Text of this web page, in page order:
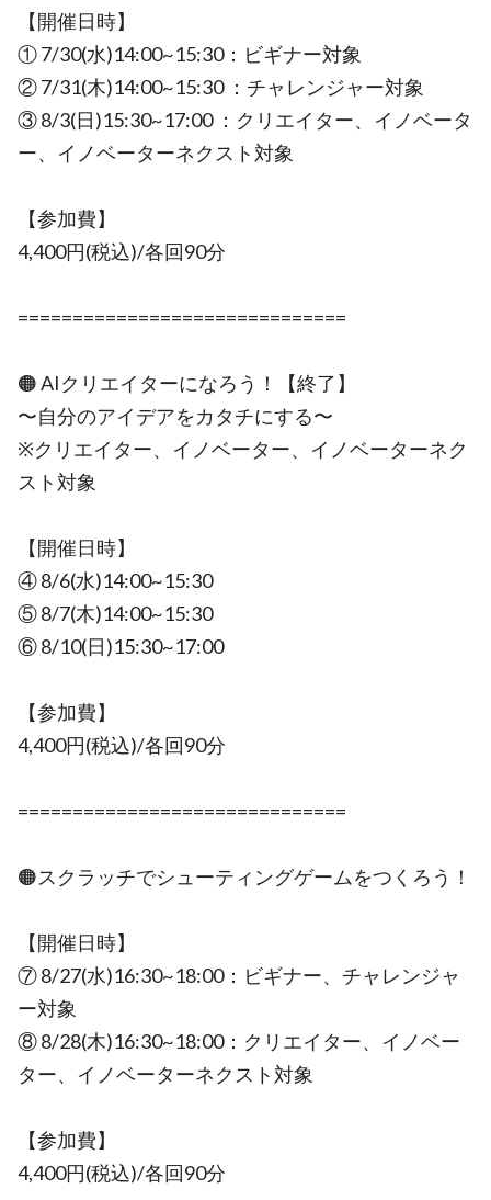
【開催日時】
① 7/30(水)14:00~15:30：ビギナー対象
② 7/31(木)14:00~15:30 ：チャレンジャー対象
③ 8/3(日)15:30~17:00 ：クリエイター、イノベータ
ー、イノベーターネクスト対象
【参加費】
4,400円(税込)/各回90分
==============================
🟠 AIクリエイターになろう！【終了】
〜自分のアイデアをカタチにする〜
※クリエイター、イノベーター、イノベーターネク
スト対象
【開催日時】
④ 8/6(水)14:00~15:30
⑤ 8/7(木)14:00~15:30
⑥ 8/10(日)15:30~17:00
【参加費】
4,400円(税込)/各回90分
==============================
🟠スクラッチでシューティングゲームをつくろう！
【開催日時】
⑦ 8/27(水)16:30~18:00：ビギナー、チャレンジャ
ー対象
⑧ 8/28(木)16:30~18:00：クリエイター、イノベー
ター、イノベーターネクスト対象
【参加費】
4,400円(税込)/各回90分